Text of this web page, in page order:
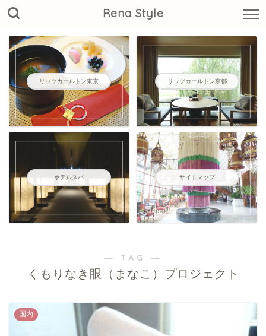
Rena Style
リッツカールトン東京 リッツカールトン京都
ホテルスパ サイトマップ
― TAG ―
くもりなき眼（まなこ）プロジェクト
国内